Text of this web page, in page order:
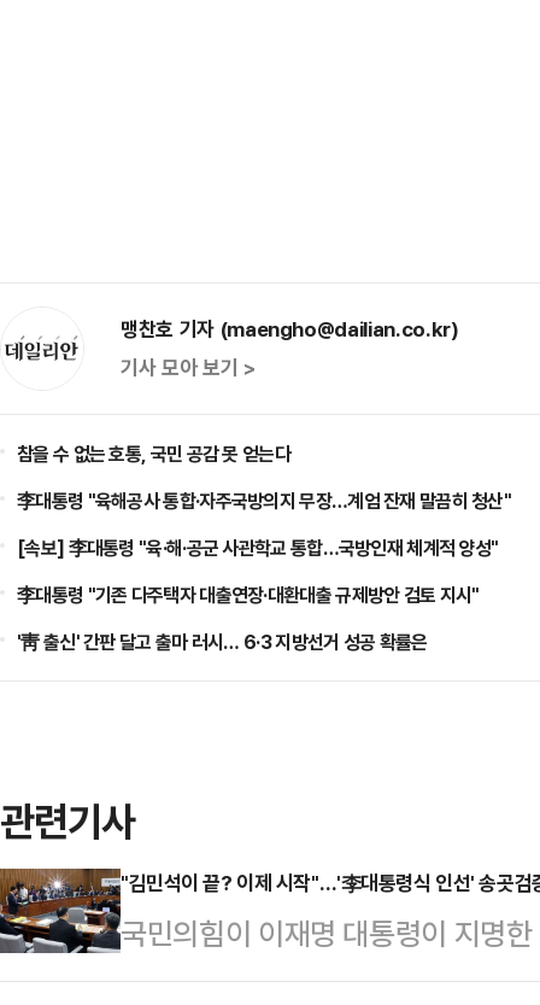
맹찬호 기자 (maengho@dailian.co.kr)
기사 모아 보기 >
참을 수 없는 호통, 국민 공감 못 얻는다
李대통령 "육해공사 통합·자주국방의지 무장…계엄 잔재 말끔히 청산"
[속보] 李대통령 "육·해·공군 사관학교 통합…국방인재 체계적 양성"
李대통령 "기존 다주택자 대출연장·대환대출 규제방안 검토 지시"
'靑 출신' 간판 달고 출마 러시… 6·3 지방선거 성공 확률은
관련기사
"김민석이 끝? 이제 시작"…'李대통령식 인선' 송곳검
국민의힘이 이재명 대통령이 지명
증을 예고하고 있다. 이미 이번 장